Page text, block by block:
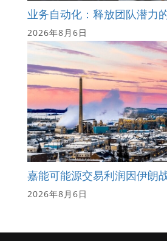
业务自动化：释放团队潜力
2026年8月6日
嘉能可能源交易利润因伊朗
2026年8月6日